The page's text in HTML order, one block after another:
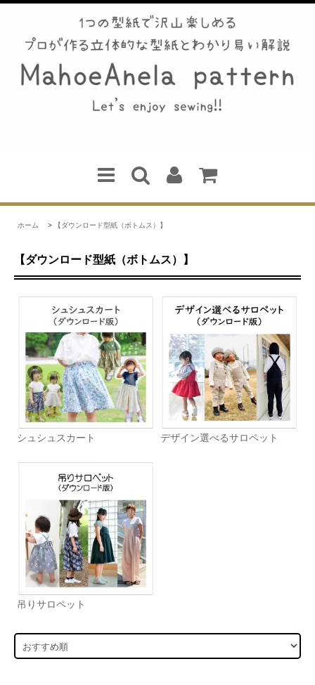
ホーム > 【ダウンロード型紙（ボトムス）】
【ダウンロード型紙（ボトムス）】
シュシュスカート デザイン選べるサロペット
吊りサロペット